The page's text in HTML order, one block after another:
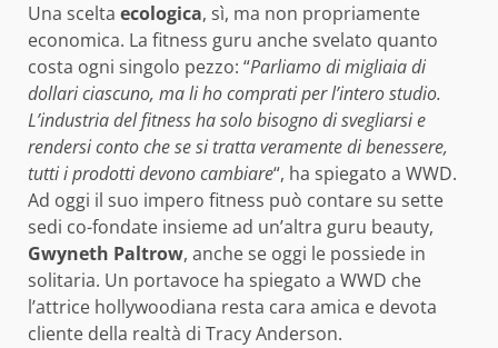
Una scelta ecologica, sì, ma non propriamente
economica. La fitness guru anche svelato quanto
costa ogni singolo pezzo: “Parliamo di migliaia di
dollari ciascuno, ma li ho comprati per l’intero studio.
L’industria del fitness ha solo bisogno di svegliarsi e
rendersi conto che se si tratta veramente di benessere,
tutti i prodotti devono cambiare“, ha spiegato a WWD.
Ad oggi il suo impero fitness può contare su sette
sedi co-fondate insieme ad un’altra guru beauty,
Gwyneth Paltrow, anche se oggi le possiede in
solitaria. Un portavoce ha spiegato a WWD che
l’attrice hollywoodiana resta cara amica e devota
cliente della realtà di Tracy Anderson.